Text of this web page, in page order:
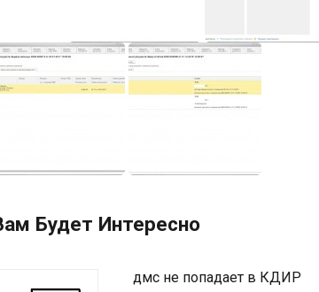
Будет Интересно
дмс не попадает в КДИР